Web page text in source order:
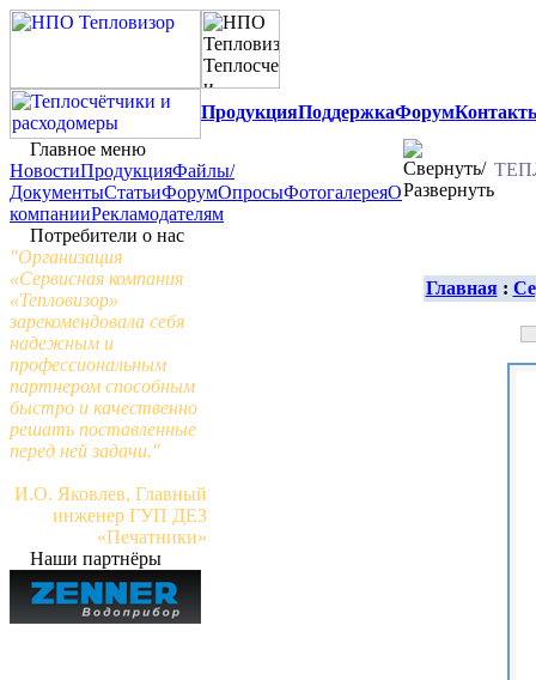
ПродукцияПоддержкаФорум
Главное меню
НовостиПродукцияФайлы/
ДокументыСтатьиФорумОпросыФотогалереяО
компанииРекламодателям
Потребители о нас
"Организация
«Сервисная компания
«Тепловизор»
зарекомендовала себя
надежным и
профессиональным
партнером способным
быстро и качественно
решать поставленные
перед ней задачи."
И.О. Яковлев, Главный
инженер ГУП ДЕЗ
«Печатники»
Наши партнёры
Главная: